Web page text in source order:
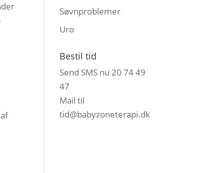
Søvnproblemer
Uro
Bestil tid
Send SMS nu 20 74 49
47
Mail til
tid@babyzoneterapi.dk